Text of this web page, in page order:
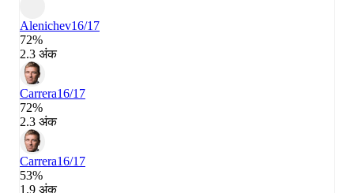
Alenichev16/17
72%
2.3 अंक
Carrera16/17
72%
2.3 अंक
Carrera16/17
53%
1.9 अंक